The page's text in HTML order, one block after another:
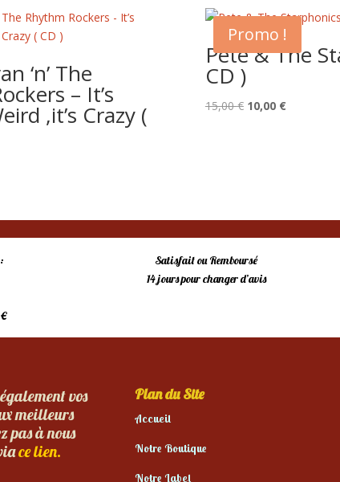
‘n’ The
– It’s
,it’s Crazy (
Promo !
Pete & The
CD )
15,00€ Le
10,00 €Le
Satisfait ou Remboursé
14 jours pour changer d’avis
vos
meilleurs
pas à nous
ce lien.
Plan du Site
Accueil
Notre Boutique
Notre Label